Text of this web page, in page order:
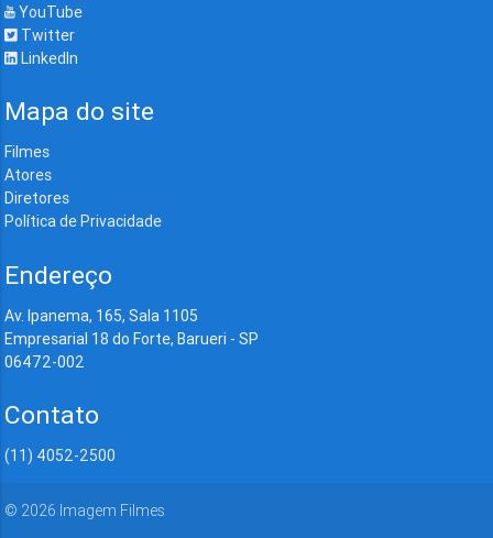
YouTube
Twitter
LinkedIn
Mapa do site
Filmes
Atores
Diretores
Política de Privacidade
Endereço
Av. Ipanema, 165, Sala 1105
Empresarial 18 do Forte, Barueri - SP
06472-002
Contato
(11) 4052-2500
© 2026 Imagem Filmes